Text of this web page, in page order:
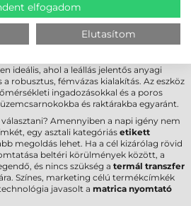
ÉS „MIKOR
VÁLASZTÁS?”
kiváló választás autóipari
ideális, ahol a leállás jelentős anyagi
a robusztus, fémvázas kialakítás. Az eszköz
ingadozásokkal és a poros
és raktárakba egyaránt.
Amennyiben a napi igény nem
egy asztali kategóriás etikett
megoldás lehet. Ha a cél kizárólag rövid
beltéri körülmények között, a
és nincs szükség a termál transzfer
Színes, marketing célú termékcímkék
javasolt a matrica nyomtató
elfogadom
Elutasítom